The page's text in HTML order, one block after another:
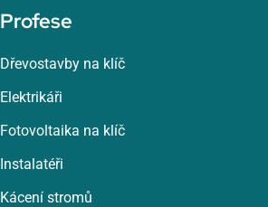
Profese
Dřevostavby na klíč
Elektrikáři
Fotovoltaika na klíč
Instalatéři
Kácení stromů